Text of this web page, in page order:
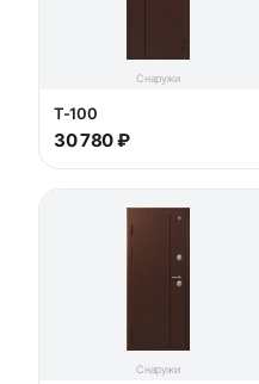
Снаружи
T-100
30 780 ₽
Снаружи